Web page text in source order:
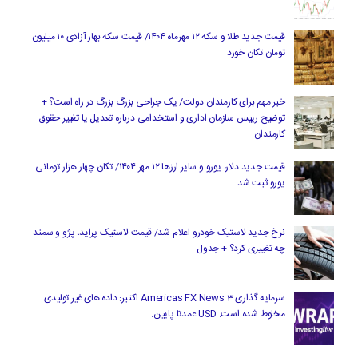
قیمت جدید طلا و سکه ۱۲ مهرماه ۱۴۰۴/ قیمت سکه بهار آزادی ۱۰ میلیون
تومان تکان خورد
خبر مهم برای کارمندان دولت/ یک جراحی بزرگ بزرگ در راه است؟ +
توضیح رییس سازمان اداری و استخدامی درباره تعدیل یا تغییر حقوق
کارمندان
قیمت جدید دلار، یورو و سایر ارزها ۱۲ مهر ۱۴۰۴/ تکان چهار هزار تومانی
یورو ثبت شد
نرخ جدید لاستیک خودرو اعلام شد/ قیمت لاستیک پراید، پژو و سمند
چه تغییری کرد؟ + جدول
سرمایه گذاری Americas FX News 3 اکتبر: داده های غیر تولیدی
مخلوط شده است. USD عمدتا پایین.